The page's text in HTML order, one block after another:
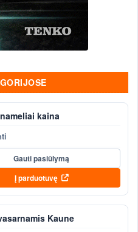
kaina
Gauti pasiūlymą
Į parduotuvę
Kaune